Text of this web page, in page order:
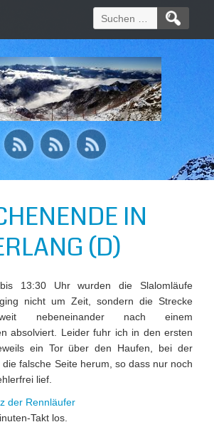
Suchen
nach:
IN
(D)
13:30 Uhr wurden die Slalomläufe
nicht um Zeit, sondern die Strecke
nebeneinander nach einem
absolviert. Leider fuhr ich in den ersten
ein Tor über den Haufen, bei der
falsche Seite herum, so dass nur noch
lief.
der Rennläufer
Takt los.